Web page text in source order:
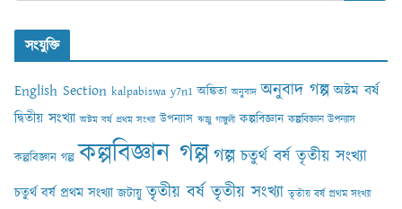
সংযুক্তি
English Section kalpabiswa y7n1 অঙ্কিতা অনুবাদ অনুবাদ গল্প অষ্টম বর্ষ
দ্বিতীয় সংখ্যা অষ্টম বর্ষ প্রথম সংখ্যা উপন্যাস ঋজু গাঙ্গুলী কল্পবিজ্ঞান কল্পবিজ্ঞান উপন্যাস
কল্পবিজ্ঞান গল্প কল্পবিজ্ঞান গল্পগল্প চতুর্থ বর্ষ তৃতীয় সংখ্যা
চতুর্থ বর্ষ প্রথম সংখ্যা জটায়ু তৃতীয় বর্ষ তৃতীয় সংখ্যা তৃতীয় বর্ষ প্রথম সংখ্যা